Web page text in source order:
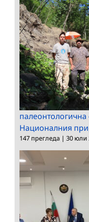
Националния
147 прегледа | 30 юли